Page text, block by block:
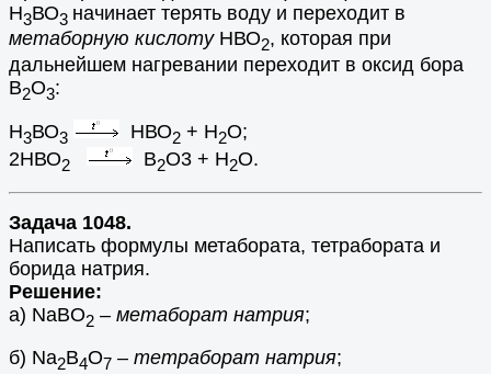
Н3ВО3 начинает терять воду и переходит в
метаборную кислотуНВО2, которая при
дальнейшем нагревании переходит в оксид бора
В2О3:
Н3ВО3 НВО2 + Н2О;
2НВО2 В2О3 + Н2О.
Задача 1048.
Написать формулы метабората, тетрабората и
борида натрия.
Решение:
а) NaBO2 – метаборат натрия;
б) Na2B4O7 – тетраборат натрия;